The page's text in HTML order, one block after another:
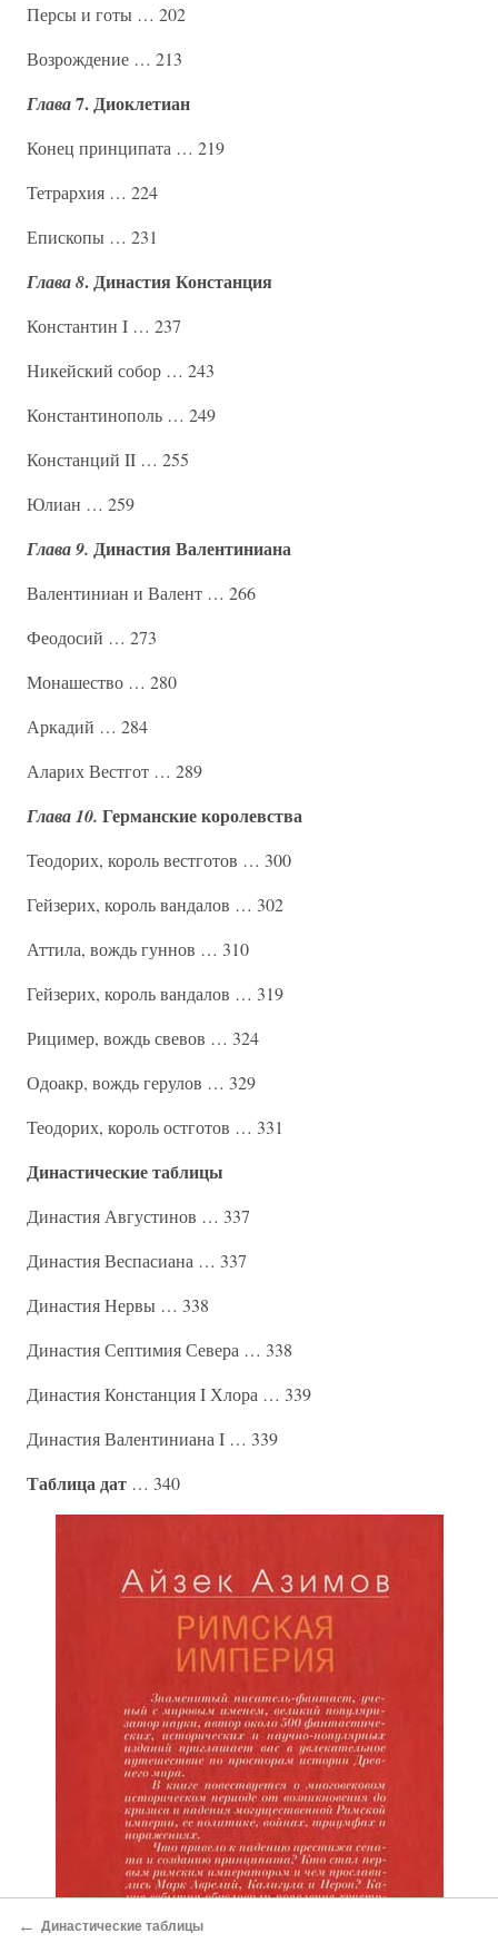
Персы и готы … 202
Возрождение … 213
Глава7. Диоклетиан
Конец принципата … 219
Тетрархия … 224
Епископы … 231
Глава 8. Династия Констанция
Константин I … 237
Никейский собор … 243
Константинополь … 249
Констанций II … 255
Юлиан … 259
Глава 9. Династия Валентиниана
Валентиниан и Валент … 266
Феодосий … 273
Монашество … 280
Аркадий … 284
Аларих Вестгот … 289
Глава 10. Германские королевства
Теодорих, король вестготов … 300
Гейзерих, король вандалов … 302
Аттила, вождь гуннов … 310
Гейзерих, король вандалов … 319
Рицимер, вождь свевов … 324
Одоакр, вождь герулов … 329
Теодорих, король остготов … 331
Династические таблицы
Династия Августинов … 337
Династия Веспасиана … 337
Династия Нервы … 338
Династия Септимия Севера … 338
Династия Констанция I Хлора … 339
Династия Валентиниана I … 339
Таблица дат … 340
← Династические таблицы